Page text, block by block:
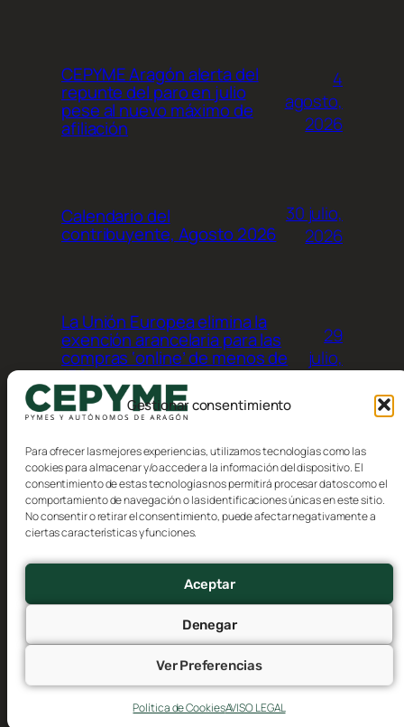
Gestionar consentimiento
Para ofrecer las mejores experiencias, utilizamos tecnologías como las
cookies para almacenar y/o acceder a la información del dispositivo. El
consentimiento de estas tecnologías nos permitirá procesar datos como el
comportamiento de navegación o las identificaciones únicas en este sitio.
No consentir o retirar el consentimiento, puede afectar negativamente a
ciertas características y funciones.
Aceptar
Denegar
Ver Preferencias
Política de CookiesAVISO LEGAL
CEPYME Aragón alerta del
repunte del paro en julio
pese al nuevo máximo de
afiliación
4
agosto,
2026
Calendario del
contribuyente, Agosto 2026
30 julio,
2026
La Unión Europea elimina la
exención arancelaria para las
compras ‘online’ de menos de
150 euros procedentes de
terceros países
29
julio,
Autores
Eventos
Diseñado con